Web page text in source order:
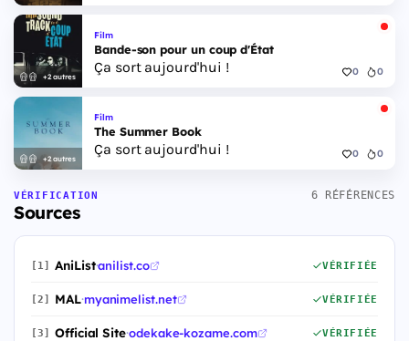
+2 autres
Film
Bande-son pour un coup d'État
Ça sort aujourd'hui ! 0 0
+2 autres
Film
The Summer Book
Ça sort aujourd'hui ! 0 0
VÉRIFICATION
Sources
6 RÉFÉRENCES
[1] AniList·anilist.co VÉRIFIÉE
[2] MAL·myanimelist.net VÉRIFIÉE
[3] Official Site·odekake-kozame.com VÉRIFIÉE